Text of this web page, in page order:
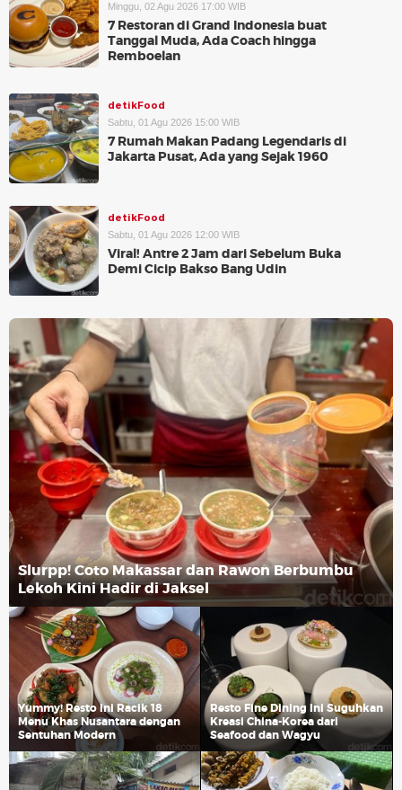
Minggu, 02 Agu 2026 17:00 WIB
7 Restoran di Grand Indonesia buat
Tanggal Muda, Ada Coach hingga
Remboelan
detikFood
Sabtu, 01 Agu 2026 15:00 WIB
7 Rumah Makan Padang Legendaris di
Jakarta Pusat, Ada yang Sejak 1960
detikFood
Sabtu, 01 Agu 2026 12:00 WIB
Viral! Antre 2 Jam dari Sebelum Buka
Demi Cicip Bakso Bang Udin
Slurpp! Coto Makassar dan Rawon Berbumbu
Lekoh Kini Hadir di Jaksel
Yummy! Resto Ini Racik 18
Menu Khas Nusantara dengan
Sentuhan Modern
Resto Fine Dining Ini Suguhkan
Kreasi China-Korea dari
Seafood dan Wagyu